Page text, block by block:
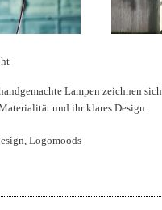
Lampen zeichnen
und ihr klares Design.
Logomoods